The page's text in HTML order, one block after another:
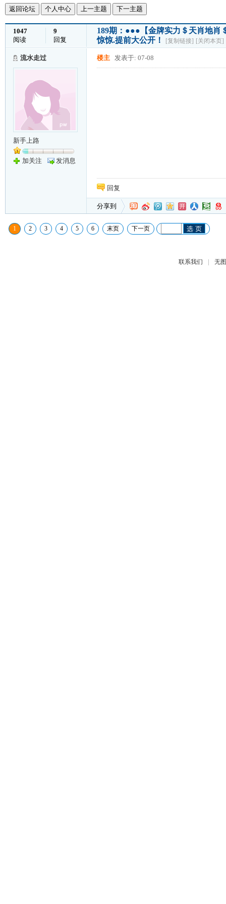
返回论坛 个人中心 上一主题 下一主题
1047
阅读
9
回复
189期：●●●【金牌实力＄天肖地肖
惊惊.提前大公开！
[复制链接] [关闭本页]
流水走过
新手上路
加关注 发消息
楼主 发表于: 07-08
回复
分享到
1 2 3 4 5 6 末页 下一页 选 页
联系我们 | 无